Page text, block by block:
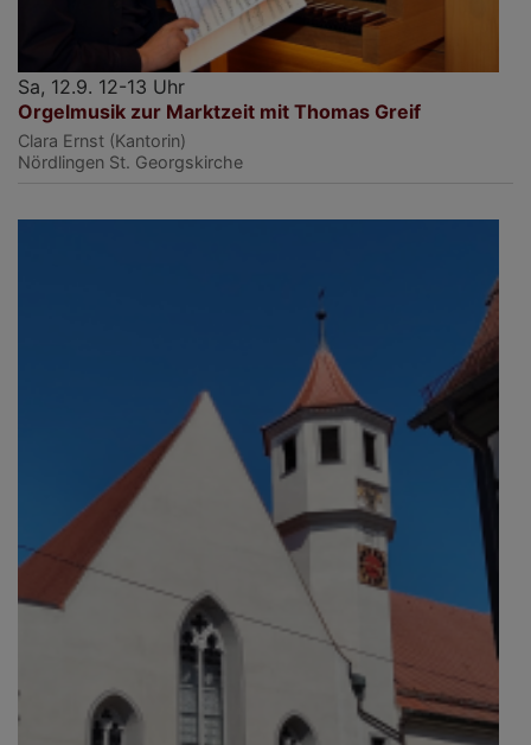
Sa, 12.9. 12-13 Uhr
Orgelmusik zur Marktzeit mit Thomas Greif
Clara Ernst (Kantorin)
Nördlingen St. Georgskirche